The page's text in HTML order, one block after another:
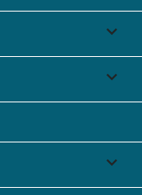


